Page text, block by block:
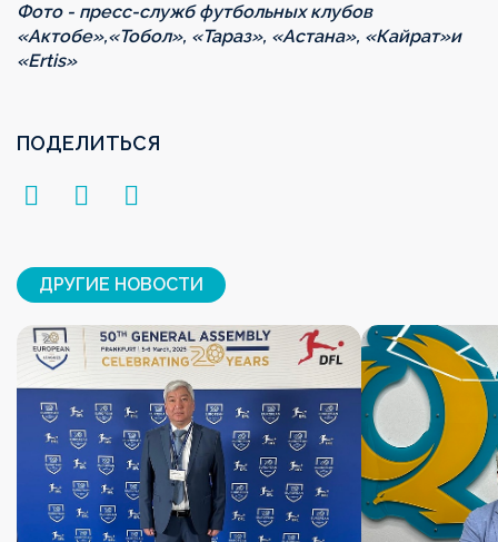
Фото - пресс-служб футбольных клубов
«Актобе»,«Тобол», «Тараз», «Астана», «Кайрат»и
«Ertis»
ПОДЕЛИТЬСЯ
ДРУГИЕ НОВОСТИ